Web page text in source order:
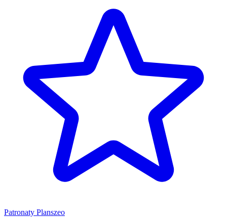
Patronaty Planszeo